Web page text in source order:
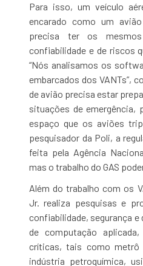
Para isso, um veículo
encarado como um
precisa ter os
confiabilidade e de riscos
“Nós analisamos os
embarcados dos VANTs”,
de avião precisa estar
situações de emergência,
espaço que os aviões
pesquisador da Poli, a
feita pela Agência
mas o trabalho do GAS
Além do trabalho com os
Jr. realiza pesquisas e
confiabilidade, segurança
de computação
críticas, tais como metrô
indústria petroquímica,